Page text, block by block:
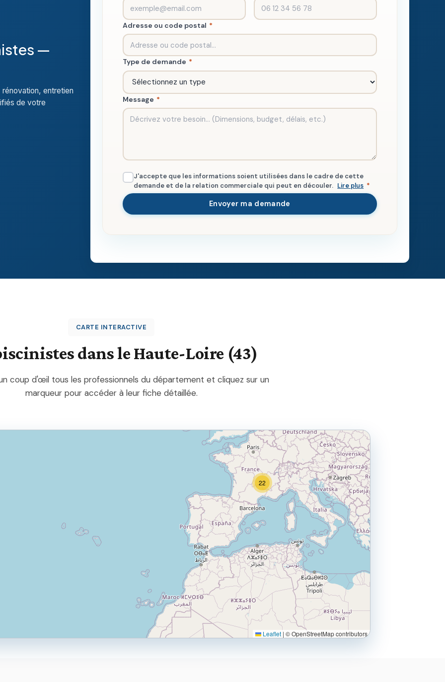
—
entretien
de votre
Adresse ou code postal *
Type de demande *
Message *
J'accepte que les informations soient utilisées dans le cadre de cette
demande et de la relation commerciale qui peut en découler. Lire plus *
Envoyer ma demande
CARTE INTERACTIVE
dans le Haute-Loire (43)
coup d'œil tous les professionnels du département et cliquez sur un
marqueur pour accéder à leur fiche détaillée.
22
Leaflet | © OpenStreetMap contributors